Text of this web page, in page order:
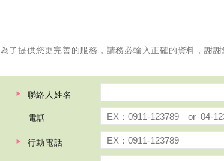
為了提供您更完善的服務，請務必輸入正確的資料，謝謝
聯絡人姓名
電話
行動電話